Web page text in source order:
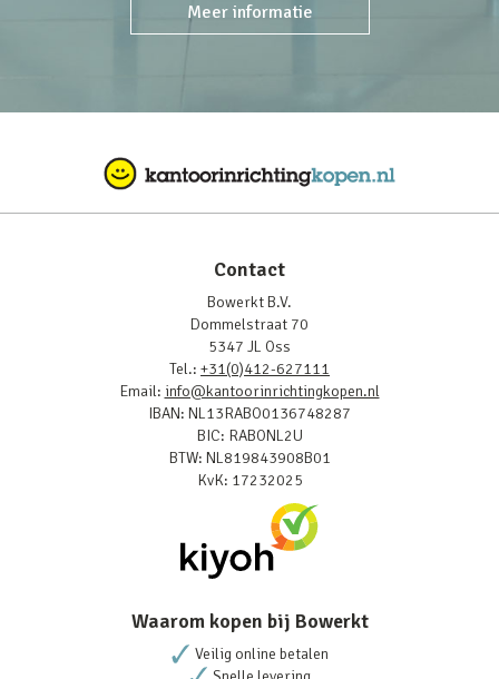
Meer informatie
Contact
Bowerkt B.V.
Dommelstraat 70
5347 JL Oss
Tel.: +31(0)412-627111
Email: info@kantoorinrichtingkopen.nl
IBAN: NL13RABO0136748287
BIC: RABONL2U
BTW: NL819843908B01
KvK: 17232025
Waarom kopen bij Bowerkt
Veilig online betalen